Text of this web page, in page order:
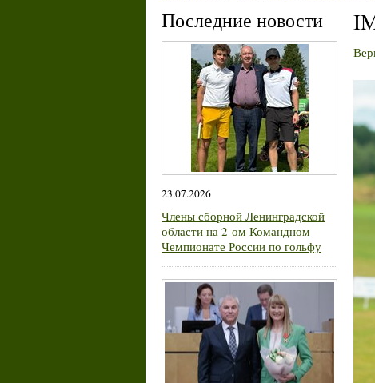
Последние новости
23.07.2026
Члены сборной Ленинградской
области на 2-ом Командном
Чемпионате России по гольфу